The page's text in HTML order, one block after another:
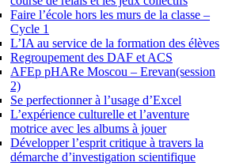
Faire l’école hors les murs de la classe –
Cycle 1
L’IA au service de la formation des élèves
Regroupement des DAF et ACS
AFEp pHARe Moscou – Erevan(session
2)
Se perfectionner à l’usage d’Excel
L’expérience culturelle et l’aventure
motrice avec les albums à jouer
Développer l’esprit critique à travers la
démarche d’investigation scientifique